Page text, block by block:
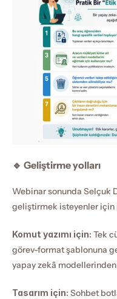
🔹 Geliştirme yolları
Webinar sonunda Selçuk
geliştirmek isteyenler
Komut yazımı için: Tek
görev-format şablonuna
yapay zekâ
Tasarım için: Sohbet